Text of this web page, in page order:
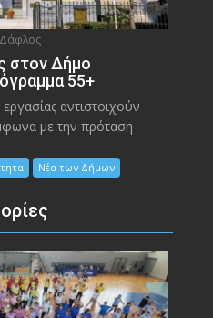
στον Δήμο
55+
αντιστοιχούν
με την πρόταση
Νέα των Δήμων